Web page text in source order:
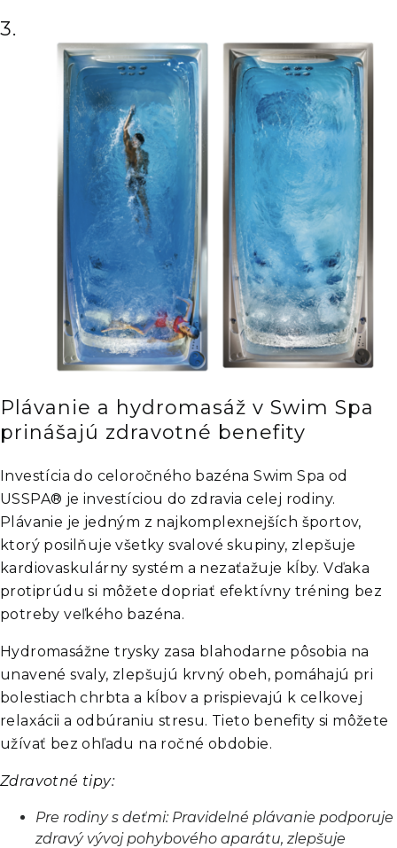
3.
Plávanie a hydromasáž v Swim Spa
prinášajú zdravotné benefity
Investícia do celoročného bazéna Swim Spa od
USSPA® je investíciou do zdravia celej rodiny.
Plávanie je jedným z najkomplexnejších športov,
ktorý posilňuje všetky svalové skupiny, zlepšuje
kardiovaskulárny systém a nezaťažuje kĺby. Vďaka
protiprúdu si môžete dopriať efektívny tréning bez
potreby veľkého bazéna.
Hydromasážne trysky zasa blahodarne pôsobia na
unavené svaly, zlepšujú krvný obeh, pomáhajú pri
bolestiach chrbta a kĺbov a prispievajú k celkovej
relaxácii a odbúraniu stresu. Tieto benefity si môžete
užívať bez ohľadu na ročné obdobie.
Zdravotné tipy:
Pre rodiny s deťmi: Pravidelné plávanie podporuje
zdravý vývoj pohybového aparátu, zlepšuje